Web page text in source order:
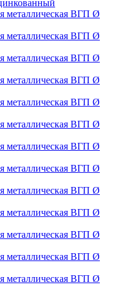
металлическая ВГП Ø
металлическая ВГП Ø
металлическая ВГП Ø
металлическая ВГП Ø
металлическая ВГП Ø
металлическая ВГП Ø
металлическая ВГП Ø
металлическая ВГП Ø
металлическая ВГП Ø
металлическая ВГП Ø
металлическая ВГП Ø
металлическая ВГП Ø
металлическая ВГП Ø